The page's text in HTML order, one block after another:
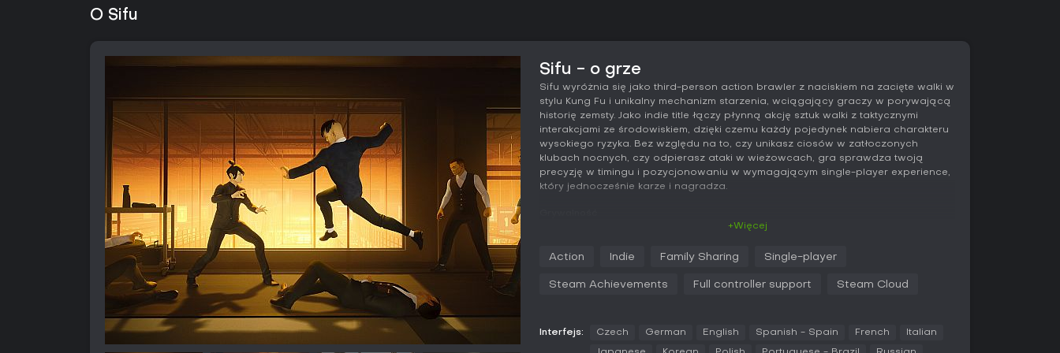
O Sifu
Sifu - o grze
Sifu wyróżnia się jako third-person action brawler z naciskiem na zacięte walki w
stylu Kung Fu i unikalny mechanizm starzenia, wciągający graczy w porywającą
historię zemsty. Jako indie title łączy płynną akcję sztuk walki z taktycznymi
interakcjami ze środowiskiem, dzięki czemu każdy pojedynek nabiera charakteru
wysokiego ryzyka. Bez względu na to, czy unikasz ciosów w zatłoczonych
klubach nocnych, czy odpierasz ataki w wieżowcach, gra sprawdza twoją
precyzję w timingu i pozycjonowaniu w wymagającym single-player experience,
który jednocześnie karze i nagradza.
W Sifu walka opiera się na precyzyjnym timingu uników, parry i ciosów, co
mechanizm to tajemny amulet, który wskrzesza postać po śmierci, ale każde
obrażeń. Ten system starzenia wymusza strategiczne wybory - zbyt duża wieku
zyskać przewagę nad grupami przeciwników.
+Więcej
Action Indie Family Sharing Single-player
Steam Achievements Full controller support Steam Cloud
Interfejs: Czech German English Spanish - Spain French Italian